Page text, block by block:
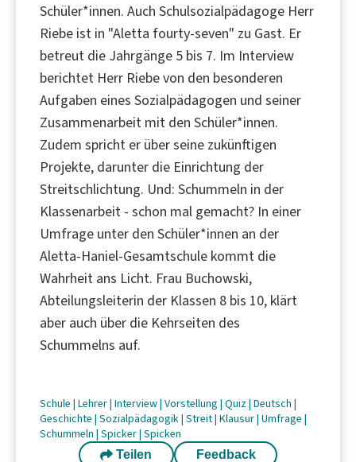
Schüler*innen. Auch Schulsozialpädagoge Herr
Riebe ist in "Aletta fourty-seven" zu Gast. Er
betreut die Jahrgänge 5 bis 7. Im Interview
berichtet Herr Riebe von den besonderen
Aufgaben eines Sozialpädagogen und seiner
Zusammenarbeit mit den Schüler*innen.
Zudem spricht er über seine zukünftigen
Projekte, darunter die Einrichtung der
Streitschlichtung. Und: Schummeln in der
Klassenarbeit - schon mal gemacht? In einer
Umfrage unter den Schüler*innen an der
Aletta-Haniel-Gesamtschule kommt die
Wahrheit ans Licht. Frau Buchowski,
Abteilungsleiterin der Klassen 8 bis 10, klärt
aber auch über die Kehrseiten des
Schummelns auf.
Schule | Lehrer| Interview| Vorstellung | Quiz| Deutsch |
Geschichte | Sozialpädagogik| Streit| Klausur| Umfrage |
Schummeln | Spicker| Spicken
Teilen Feedback